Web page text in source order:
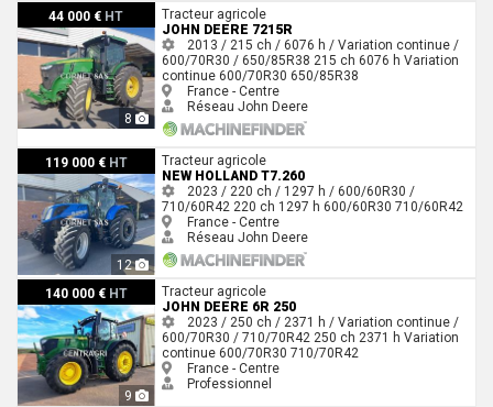
44 000 € HT
8
John Deere 7215R
Tracteur agricole
JOHN DEERE 7215R
2013 / 215 ch / 6076 h / Variation continue /
600/70R30 / 650/85R38 215 ch 6076 h Variation
continue 600/70R30 650/85R38
France - Centre
Réseau John Deere
119 000 € HT
12
New Holland T7.260
Tracteur agricole
NEW HOLLAND T7.260
2023 / 220 ch / 1297 h / 600/60R30 /
710/60R42 220 ch 1297 h 600/60R30 710/60R42
France - Centre
Réseau John Deere
140 000 € HT
9
John Deere 6R 250
Tracteur agricole
JOHN DEERE 6R 250
2023 / 250 ch / 2371 h / Variation continue /
600/70R30 / 710/70R42 250 ch 2371 h Variation
continue 600/70R30 710/70R42
France - Centre
Professionnel